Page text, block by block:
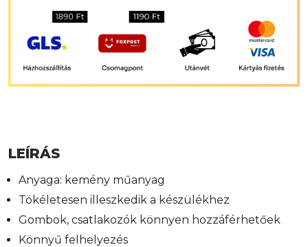
LEÍRÁS
Anyaga: kemény műanyag
Tökéletesen illeszkedik a készülékhez
Gombok, csatlakozók könnyen hozzáférhetőek
Könnyű felhelyezés